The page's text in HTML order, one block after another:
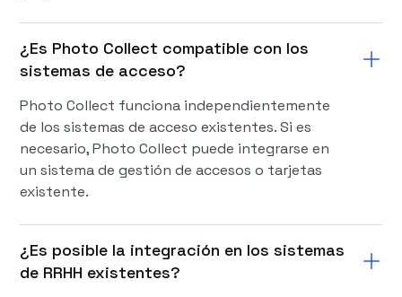
¿Es Photo Collect compatible con los
sistemas de acceso?
Photo Collect funciona independientemente
de los sistemas de acceso existentes. Si es
necesario, Photo Collect puede integrarse en
un sistema de gestión de accesos o tarjetas
existente.
¿Es posible la integración en los sistemas
de RRHH existentes?